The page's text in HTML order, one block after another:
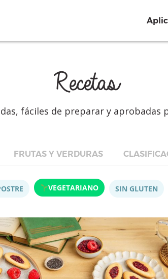
Recetas
fáciles de preparar y aprobadas
FRUTAS Y VERDURAS
VEGETARIANO SIN GLUTEN